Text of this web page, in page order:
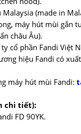
(made in
máy hút mùi gắn
châu Âu).
cổ phần Fandi Việt
hiệu Fandi có
máy hút mùi Fandi:
chi tiết):
FD 90YK.